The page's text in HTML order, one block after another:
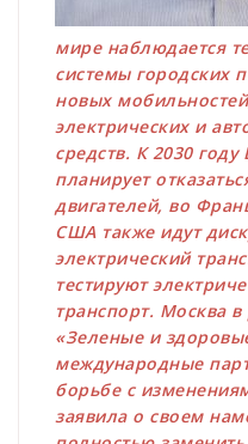
мире наблюдается
системы городских
новых
электрических и
средств. К 2030
планирует
двигателей, во
США также идут
электрический
тестируют
транспорт. Москва
«Зеленые и
международные
борьбе с
заявила о своем